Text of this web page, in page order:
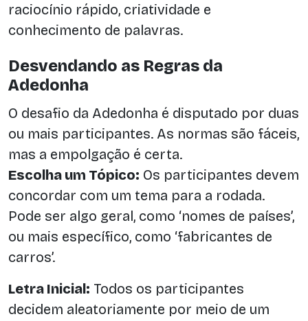
raciocínio rápido, criatividade e
conhecimento de palavras.
Desvendando as Regras da
Adedonha
O desafio da Adedonha é disputado por duas
ou mais participantes. As normas são fáceis,
mas a empolgação é certa.
Escolha um Tópico: Os participantes devem
concordar com um tema para a rodada.
Pode ser algo geral, como ‘nomes de países’,
ou mais específico, como ‘fabricantes de
carros’.
Letra Inicial: Todos os participantes
decidem aleatoriamente por meio de um